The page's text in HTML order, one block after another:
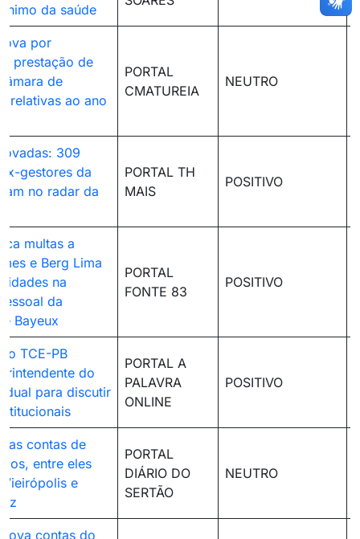
da saúde
por
prestação de
de
relativas ao ano
PORTAL
CMATUREIA
NEUTRO
309
gestores da
no radar da
PORTAL TH
MAIS
POSITIVO
multas a
e Berg Lima
na
da
Bayeux
PORTAL
FONTE 83
POSITIVO
TCE-PB
do
para discutir
PORTAL A
PALAVRA
ONLINE
POSITIVO
as contas de
entre eles
e
PORTAL
DIÁRIO DO
SERTÃO
NEUTRO
contas do